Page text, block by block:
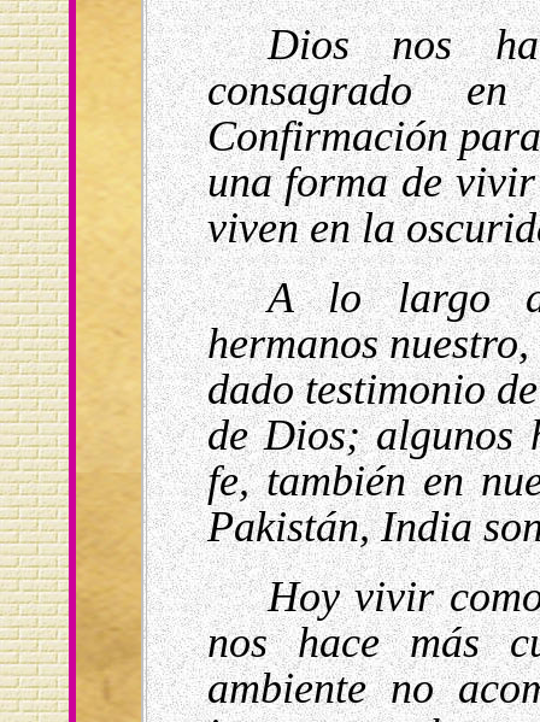
Dios nos
consagrado
Confirmación
una forma de
viven en la
A lo largo
hermanos
dado testimonio
de Dios; algunos
fe, también en
Pakistán, India
Hoy vivir
nos hace más
ambiente no